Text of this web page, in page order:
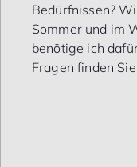
Bedürfnissen?
Sommer und im
benötige ich
Fragen finden